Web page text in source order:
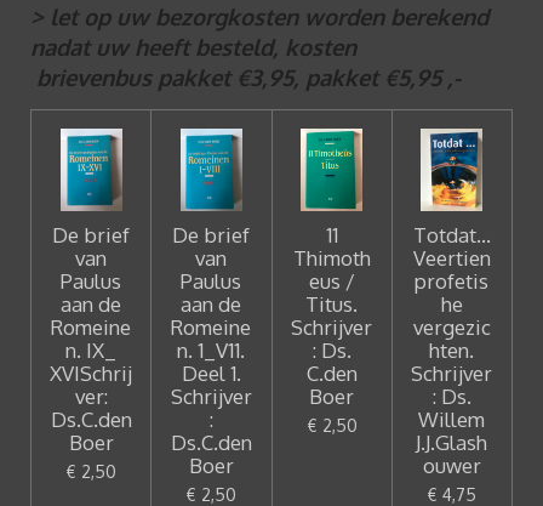
> let op uw bezorgkosten worden berekend
nadat uw heeft besteld, kosten
brievenbus pakket €3,95, pakket €5,95 ,-
De brief
van
Paulus
aan de
Romeine
n. IX_
XVISchrij
ver:
Ds.C.den
Boer
€ 2,50
De brief
van
Paulus
aan de
Romeine
n. 1_V11.
Deel 1.
Schrijver
:
Ds.C.den
Boer
€ 2,50
11
Thimoth
eus /
Titus.
Schrijver
: Ds.
C.den
Boer
€ 2,50
Totdat...
Veertien
profetis
he
vergezic
hten.
Schrijver
: Ds.
Willem
J.J.Glash
ouwer
€ 4,75